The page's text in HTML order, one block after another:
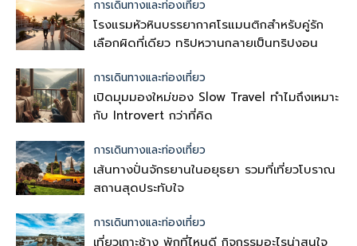
การเดินทางและท่องเที่ยว
โรงแรมหัวหินบรรยากาศโรแมนติกสำหรับคู่รัก
เลือกผิดที่เดียว ทริปหวานกลายเป็นทริปงอน
การเดินทางและท่องเที่ยว
เปิดมุมมองใหม่ของ Slow Travel ทำไมถึงเหมาะ
กับ Introvert กว่าที่คิด
การเดินทางและท่องเที่ยว
เส้นทางปั่นจักรยานในอยุธยา รวมที่เที่ยวโบราณ
สถานสุดประทับใจ
การเดินทางและท่องเที่ยว
เที่ยวเกาะช้าง พักที่ไหนดี กิจกรรมอะไรน่าสนใจ